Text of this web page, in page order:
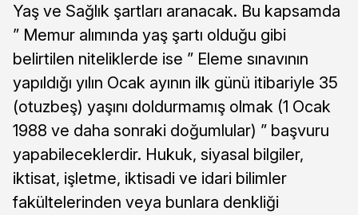
Yaş ve Sağlık şartları aranacak. Bu kapsamda
” Memur alımında yaş şartı olduğu gibi
belirtilen niteliklerde ise ” Eleme sınavının
yapıldığı yılın Ocak ayının ilk günü itibariyle 35
(otuzbeş) yaşını doldurmamış olmak (1 Ocak
1988 ve daha sonraki doğumlular) ” başvuru
yapabileceklerdir. Hukuk, siyasal bilgiler,
iktisat, işletme, iktisadi ve idari bilimler
fakültelerinden veya bunlara denkliği